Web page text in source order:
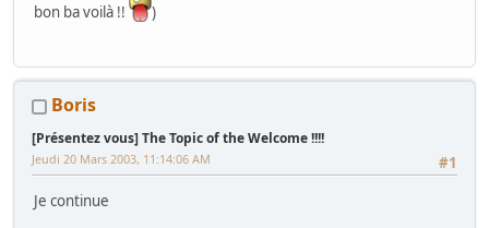
bon ba voilà !!
)
Boris
[Présentez vous] The Topic of the Welcome !!!!
#1
Jeudi 20 Mars 2003, 11:14:06 AM
Je continue